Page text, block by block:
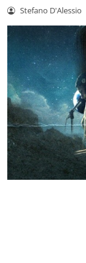
Stefano D'Alessio